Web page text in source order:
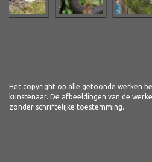
Het copyright op alle getoonde werken
kunstenaar. De afbeeldingen van de
zonder schriftelijke toestemming.